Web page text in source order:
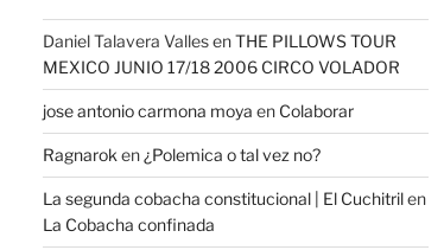
Daniel Talavera VallesenTHE PILLOWS TOUR
MEXICO JUNIO 17/18 2006 CIRCO VOLADOR
jose antonio carmona moya en Colaborar
Ragnarok en¿Polemica o tal vez no?
La segunda cobacha constitucional | El Cuchitrilen
La Cobacha confinada